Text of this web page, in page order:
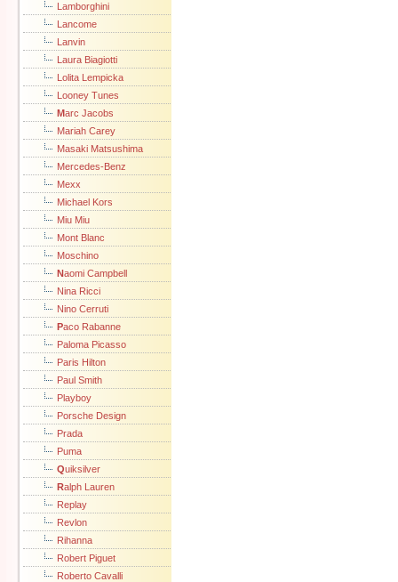
Lamborghini
Lancome
Lanvin
Laura Biagiotti
Lolita Lempicka
Looney Tunes
Marc Jacobs
Mariah Carey
Masaki Matsushima
Mercedes-Benz
Mexx
Michael Kors
Miu Miu
Mont Blanc
Moschino
Naomi Campbell
Nina Ricci
Nino Cerruti
Paco Rabanne
Paloma Picasso
Paris Hilton
Paul Smith
Playboy
Porsche Design
Prada
Puma
Quiksilver
Ralph Lauren
Replay
Revlon
Rihanna
Robert Piguet
Roberto Cavalli